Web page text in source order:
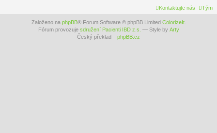
Tým
Kontaktujte nás
Založeno na phpBB® Forum Software © phpBB Limited ColorizeIt.
Fórum provozuje sdružení Pacienti IBD z.s. — Style by Arty
Český překlad – phpBB.cz